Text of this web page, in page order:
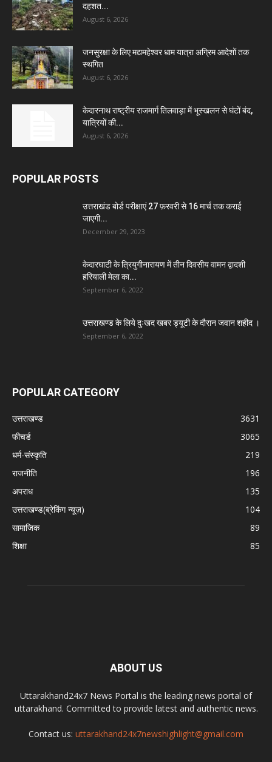
दहशत...
August 6, 2026
जनसुरक्षा के लिए मद्यमहेश्वर धाम यात्रा अग्रिम आदेशों तक
स्थगित
August 6, 2026
केदारनाथ राष्ट्रीय राजमार्ग तिलवाड़ा में भूस्खलन से घंटों बंद,
यात्रियों की...
August 6, 2026
POPULAR POSTS
उत्तराखंड बोर्ड परीक्षाएं 27 फ़रवरी से 16 मार्च तक कराई
जाएगी...
December 29, 2023
केदारघाटी के त्रियुगीनारायण में तीन दिवसीय वामन द्वादशी
हरियाली मेला का...
September 6, 2022
उत्तराखण्ड के लिये दुःखद खबर ड्यूटी के दौरान जवान शहीद ।
September 6, 2022
POPULAR CATEGORY
उत्तराखण्ड
3631
फीचर्ड
3065
धर्म-संस्कृति
219
राजनीति
196
अपराध
135
उत्तराखण्ड(ब्रेकिंग न्यूज़)
104
सामाजिक
89
शिक्षा
85
ABOUT US
Uttarakhand24x7 News Portal is the leading news portal of
uttarakhand. Committed to provide latest and authentic news.
Contact us: uttarakhand24x7newshighlight@gmail.com